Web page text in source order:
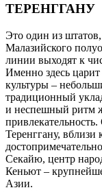
ТЕРЕНГГАНУ
Это один из
Малазийского
линии выходят к
Именно здесь
культуры –
традиционный
и неспешный ритм
Теренггану, вблизи
Секайю, центр
Кеньют –
Азии.